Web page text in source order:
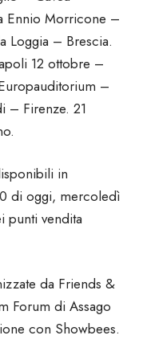
Ennio Morricone –
Loggia – Brescia.
12 ottobre –
–
– Firenze. 21
in
di oggi, mercoledì
punti vendita
da Friends &
Forum di Assago
con Showbees.